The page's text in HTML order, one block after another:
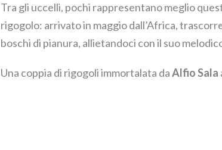
Tra gli uccelli, pochi rappresentano meglio
rigogolo: arrivato in maggio dall’Africa,
boschi di pianura, allietandoci con il suo
Una coppia di rigogoli immortalata daAlfio Sala